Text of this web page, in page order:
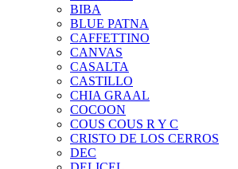
BIBA
BLUE PATNA
CAFFETTINO
CANVAS
CASALTA
CASTILLO
CHIA GRAAL
COCOON
COUS COUS R Y C
CRISTO DE LOS CERROS
DEC